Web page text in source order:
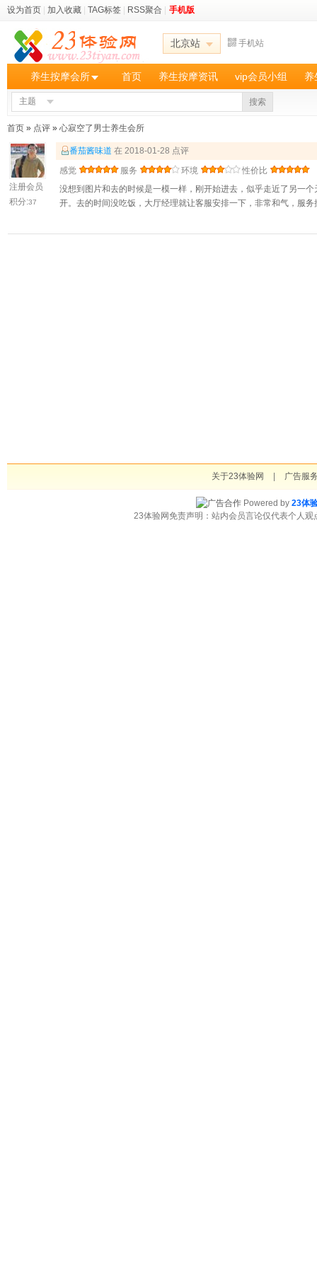
设为首页 加入收藏 TAG标签 RSS聚合 手机版
北京站 手机站
养生按摩会所 首页 养生按摩资讯 vip会员小组 养
主题 搜索
首页 » 点评 » 心寂空了男士养生会所
注册会员
积分:37
番茄酱味道 在 2018-01-28 点评
感觉
服务 环境
性价比
没想到图片和去的时候是一模一样，刚开始进去，似乎走近了另一
开。去的时间没吃饭，大厅经理就让客服安排一下，非常和气，服务
关于23体验网 广告服
Powered by 23体
23体验网免责声明：站内会员言论仅代表个人